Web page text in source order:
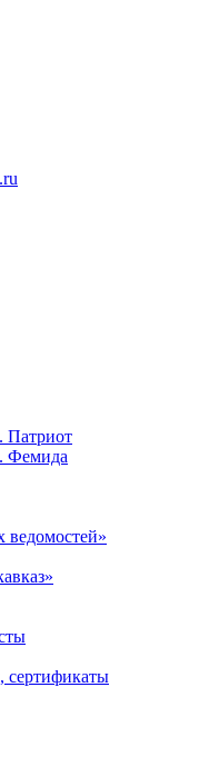
Патриот
Фемида
ведомостей»